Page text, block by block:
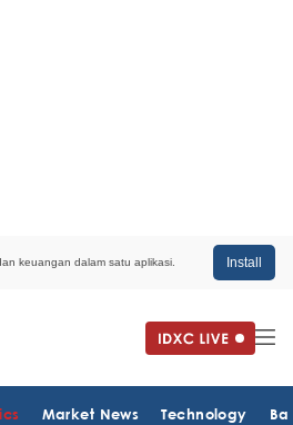
keuangan dalam satu aplikasi. Install
Market News Technology